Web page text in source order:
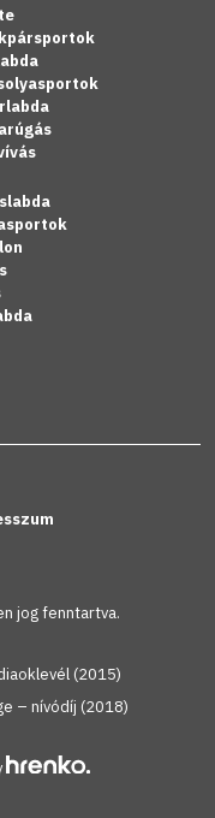
jog fenntartva.
(2015)
– nívódíj (2018)